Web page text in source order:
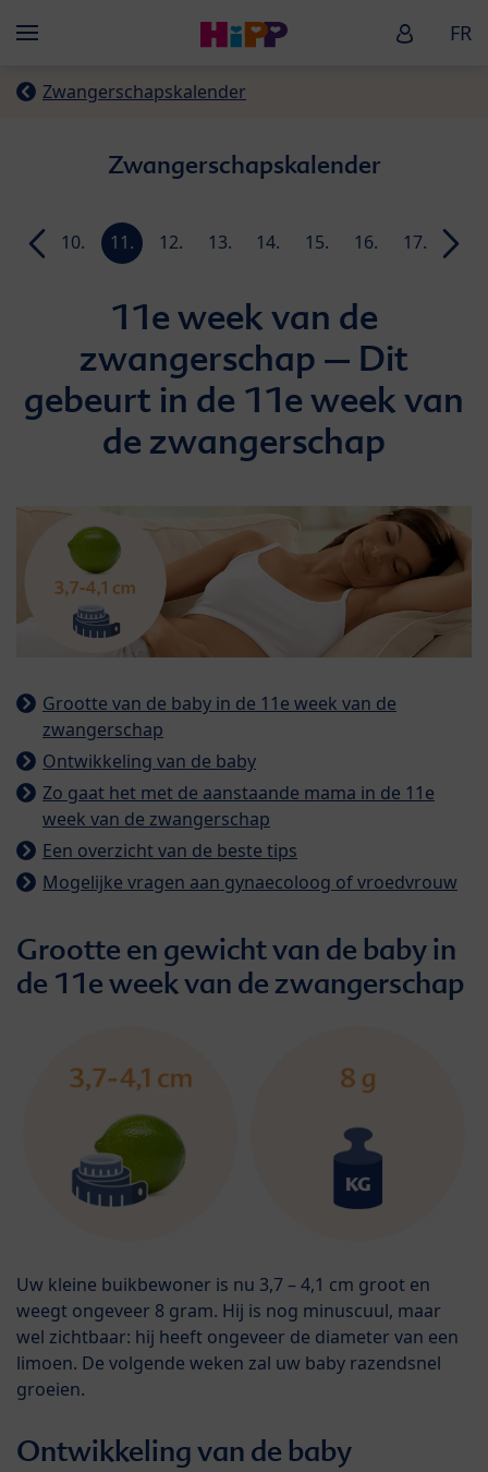
Menü HiPP FR
Zwangerschapskalender
Zwangerschapskalender
9.
10.
11.
12.
13.
14.
15.
16.
17.
18.
11e week van de
zwangerschap – Dit
gebeurt in de 11e week van
de zwangerschap
Grootte van de baby in de 11e week van de
zwangerschap
Ontwikkeling van de baby
Zo gaat het met de aanstaande mama in de 11e
week van de zwangerschap
Een overzicht van de beste tips
Mogelijke vragen aan gynaecoloog of vroedvrouw
Grootte en gewicht van de baby in
de 11e week van de zwangerschap
Uw kleine buikbewoner is nu 3,7 – 4,1 cm groot en
weegt ongeveer 8 gram. Hij is nog minuscuul, maar
wel zichtbaar: hij heeft ongeveer de diameter van een
limoen. De volgende weken zal uw baby razendsnel
groeien.
Ontwikkeling van de baby